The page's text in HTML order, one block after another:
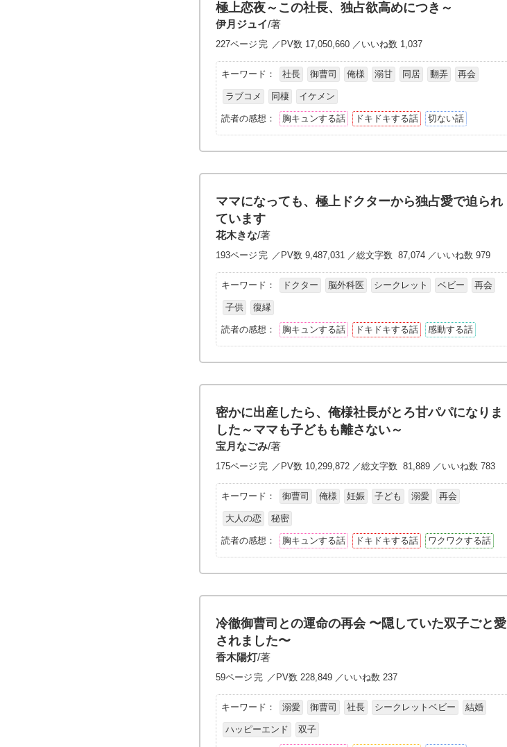
極上恋夜～この社長、独占欲高めにつき～
伊月ジュイ/著
227ページ 完 ／PV数 17,050,660 ／いいね数 1,037
キーワード： 社長 御曹司 俺様 溺甘 同居 翻弄 再会
ラブコメ 同棲 イケメン
読者の感想： 胸キュンする話 ドキドキする話 切ない話
ママになっても、極上ドクターから独占愛で迫られ
ています
花木きな/著
193ページ 完 ／PV数 9,487,031 ／総文字数 87,074 ／いいね数 979
キーワード： ドクター 脳外科医 シークレット ベビー 再会
子供 復縁
読者の感想： 胸キュンする話 ドキドキする話 感動する話
密かに出産したら、俺様社長がとろ甘パパになりま
した～ママも子どもも離さない～
宝月なごみ/著
175ページ 完 ／PV数 10,299,872 ／総文字数 81,889 ／いいね数 783
キーワード： 御曹司 俺様 妊娠 子ども 溺愛 再会
大人の恋 秘密
読者の感想： 胸キュンする話 ドキドキする話 ワクワクする話
冷徹御曹司との運命の再会 〜隠していた双子ごと愛
されました〜
香木陽灯/著
59ページ 完 ／PV数 228,849 ／いいね数 237
キーワード： 溺愛 御曹司 社長 シークレットベビー 結婚
ハッピーエンド 双子